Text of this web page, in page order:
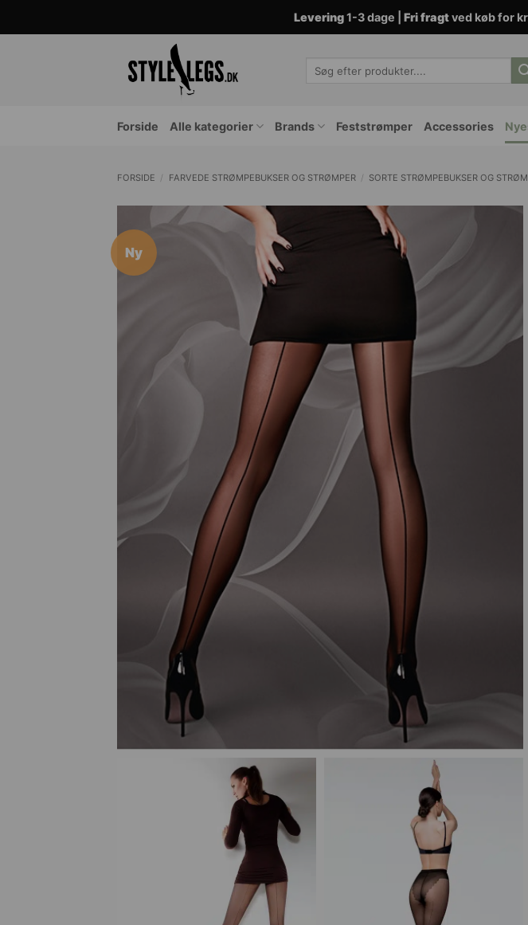
Levering1-3 dage | Fri fragtved køb for
efter:
Forside Alle kategorier Brands Feststrømper Accessories
FORSIDE / FARVEDE STRØMPEBUKSER OG STRØMPER / SORTE STRØMPEBUKSER OG
Ny